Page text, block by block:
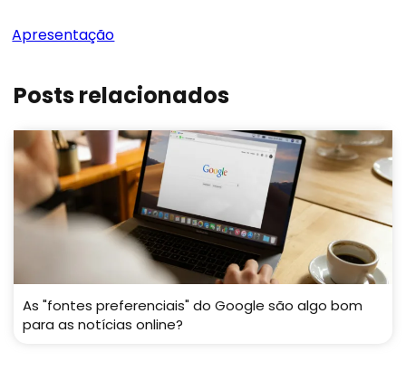
Apresentação
Posts relacionados
As "fontes preferenciais" do Google são algo bom
para as notícias online?